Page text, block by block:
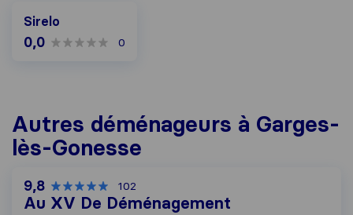
Sirelo
0,0 0
Autres déménageurs à Garges-
lès-Gonesse
9,8 102
Au XV De Déménagement